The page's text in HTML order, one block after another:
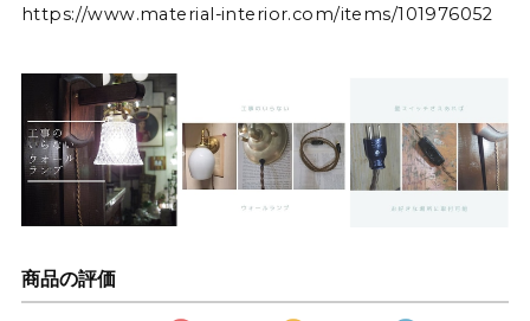
https://www.material-interior.com/items/101976052
商品の評価